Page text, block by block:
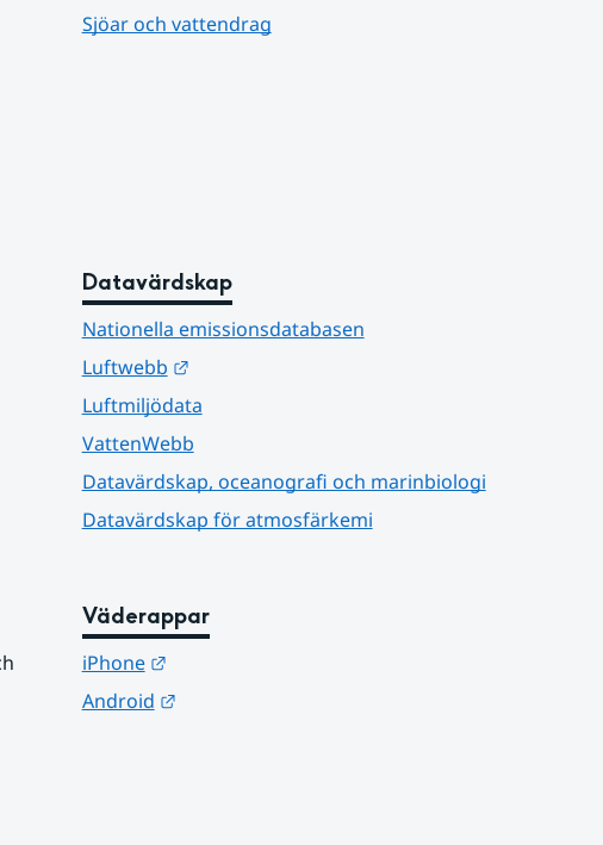
Sjöar och vattendrag
Datavärdskap
Nationella emissionsdatabasen
Luftwebb
Länk till annan webbplats.
Luftmiljödata
VattenWebb
Datavärdskap, oceanografi och marinbiologi
Datavärdskap för atmosfärkemi
Väderappar
iPhone
Länk till annan webbplats.
Android
Länk till annan webbplats.